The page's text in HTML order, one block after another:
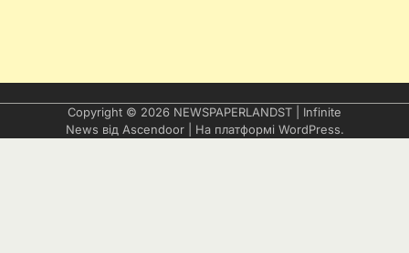
Copyright © 2026 NEWSPAPERLANDST | Infinite
News від Ascendoor| На платформі WordPress.